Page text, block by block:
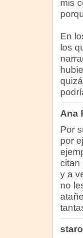
mis
En
los
Ana
Por
por
citan
y a
no